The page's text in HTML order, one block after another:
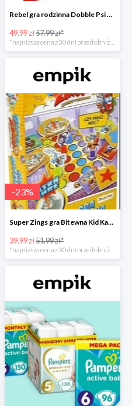
Rebel gra rodzinna Dobble Psi Patrol w Empiku Premium
49.99 zł57.99 zł*
-23%
Super Zings gra Bitewna Kid Kazom w super cenie w Empiku Premium
39.99 zł51.99 zł*
*najniższa cena z 30 dni przed obniżką